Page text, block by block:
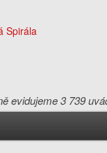
evidujeme 3 739